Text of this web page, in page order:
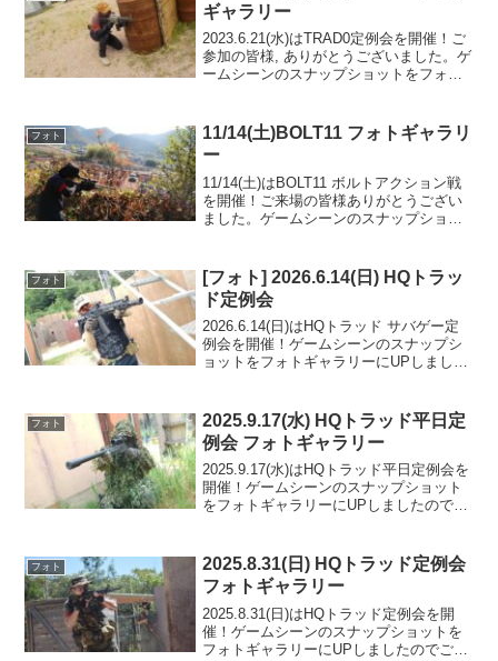
ギャラリー
2023.6.21(水)はTRAD0定例会を開催！ご
参加の皆様, ありがとうございました。ゲ
ームシーンのスナップショットをフォト
ます。フォトアルバムをみる(Googl...
フォト
11/14(土)BOLT11 フォトギャラリ
ー
11/14(土)はBOLT11 ボルトアクション戦
を開催！ご来場の皆様ありがとうござい
ました。ゲームシーンのスナップショッ
ちしております。設定：エリアフリー、
ランボー...
フォト
[フォト] 2026.6.14(日) HQトラッ
ド定例会
2026.6.14(日)はHQトラッド サバゲー定
例会を開催！ゲームシーンのスナップシ
ョットをフォトギャラリーにUPしました
る(Google Photo)
フォト
2025.9.17(水) HQトラッド平日定
例会 フォトギャラリー
2025.9.17(水)はHQトラッド平日定例会を
開催！ゲームシーンのスナップショット
をフォトギャラリーにUPしましたのでご
(Google Photo)
フォト
2025.8.31(日) HQトラッド定例会
フォトギャラリー
2025.8.31(日)はHQトラッド定例会を開
催！ゲームシーンのスナップショットを
フォトギャラリーにUPしましたのでご覧